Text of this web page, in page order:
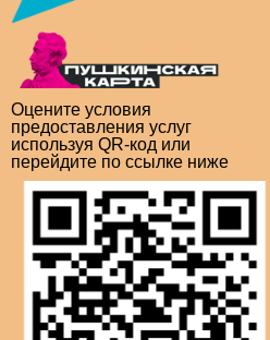
Оцените условия
предоставления услуг
используя QR-код или
перейдите по ссылке ниже